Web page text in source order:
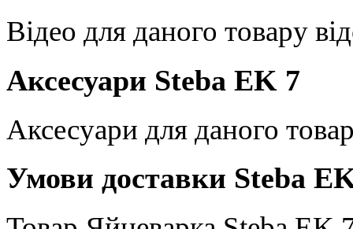
Відео для даного товару
Аксесуари Steba EK 7
Аксесуари для даного
Умови доставки Steba